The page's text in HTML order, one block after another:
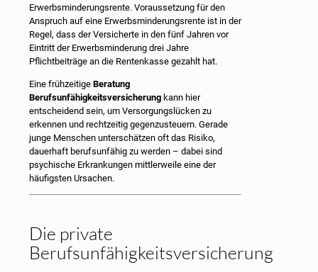
Erwerbsminderungsrente. Voraussetzung für den
Anspruch auf eine Erwerbsminderungsrente ist in der
Regel, dass der Versicherte in den fünf Jahren vor
Eintritt der Erwerbsminderung drei Jahre
Pflichtbeiträge an die Rentenkasse gezahlt hat.
Eine frühzeitige Beratung
Berufsunfähigkeitsversicherung kann hier
entscheidend sein, um Versorgungslücken zu
erkennen und rechtzeitig gegenzusteuern. Gerade
junge Menschen unterschätzen oft das Risiko,
dauerhaft berufsunfähig zu werden – dabei sind
psychische Erkrankungen mittlerweile eine der
häufigsten Ursachen.
Die private
Berufsunfähigkeitsversicherung